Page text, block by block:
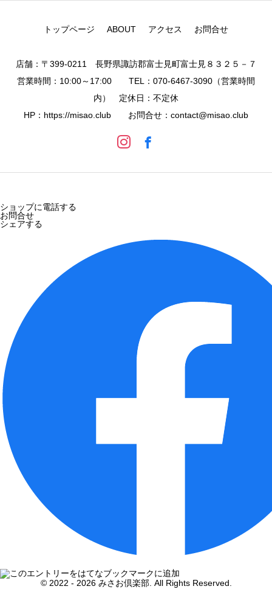
トップページ ABOUT アクセス お問合せ
店舗：〒399-0211 長野県諏訪郡富士見町富士見８３２５－７
営業時間：10:00～17:00 TEL：070-6467-3090（営業時間
内） 定休日：不定休
HP：https://misao.club お問合せ：contact@misao.club
ショップに電話する
お問合せ
シェアする
© 2022 - 2026 みさお倶楽部. All Rights Reserved.